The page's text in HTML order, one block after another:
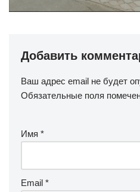
Добавить
Ваш адрес email не будет
Обязательные поля
Имя *
Email *